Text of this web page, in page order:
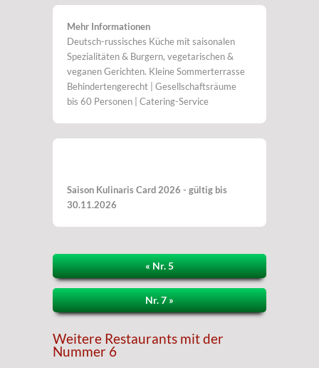
Mehr Informationen
Deutsch-russisches Küche mit saisonalen
Spezialitäten & Burgern, vegetarischen &
veganen Gerichten. Kleine Sommerterrasse
Behindertengerecht | Gesellschaftsräume
bis 60 Personen | Catering-Service
Saison Kulinaris Card 2026 - gültig bis
30.11.2026
« Nr. 5
Nr. 7 »
Weitere Restaurants mit der
Nummer 6